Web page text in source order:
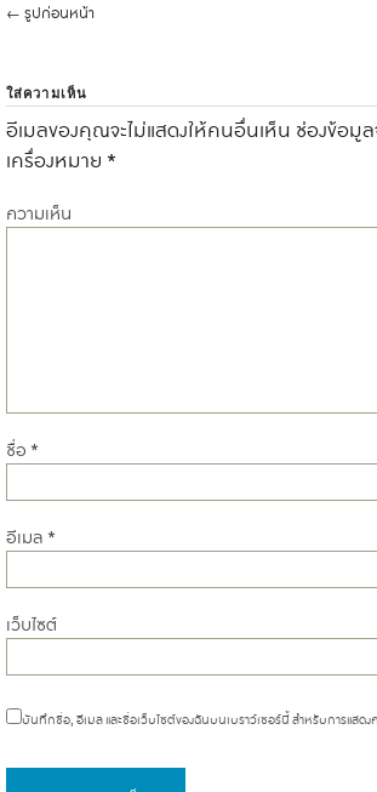
← รูปก่อนหน้า
ใส่ความเห็น
อีเมลของคุณจะไม่แสดงให้คนอื่นเห็น ช่องข้อมู
เครื่องหมาย *
ความเห็น
ชื่อ *
อีเมล *
เว็บไซต์
บันทึกชื่อ, อีเมล และชื่อเว็บไซต์ของฉันบนเบราว์เซอร์นี้ สำหรับการแสดง